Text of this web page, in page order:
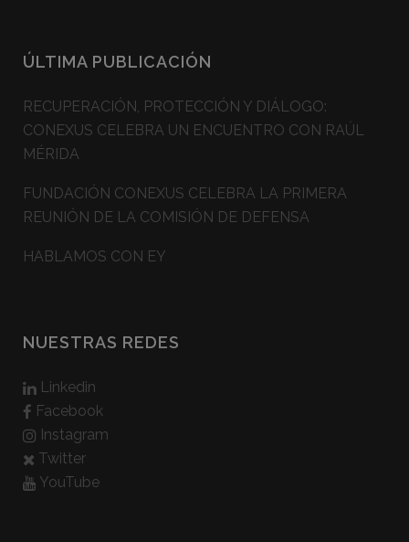
ÚLTIMA PUBLICACIÓN
RECUPERACIÓN, PROTECCIÓN Y DIÁLOGO:
CONEXUS CELEBRA UN ENCUENTRO CON RAÚL
MÉRIDA
FUNDACIÓN CONEXUS CELEBRA LA PRIMERA
REUNIÓN DE LA COMISIÓN DE DEFENSA
HABLAMOS CON EY
NUESTRAS REDES
Linkedin
Facebook
Instagram
Twitter
YouTube